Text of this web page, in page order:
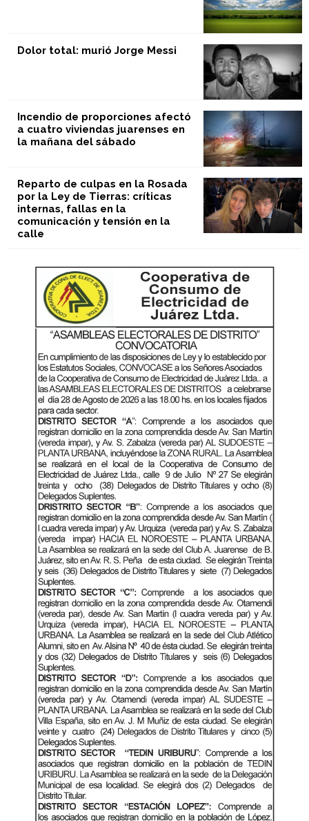
Dolor total: murió Jorge Messi
Incendio de proporciones afectó
a cuatro viviendas juarenses en
la mañana del sábado
Reparto de culpas en la Rosada
por la Ley de Tierras: críticas
internas, fallas en la
comunicación y tensión en la
calle